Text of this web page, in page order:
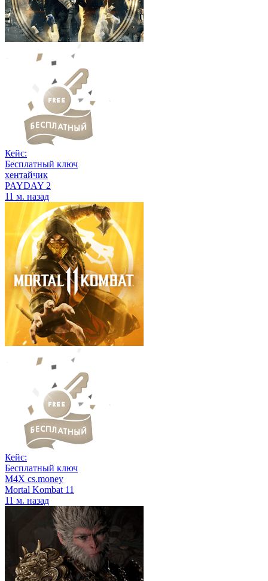
Кейс:
Бесплатный ключ
хентайчик
PAYDAY 2
11 м. назад
Кейс:
Бесплатный ключ
M4X cs.money
Mortal Kombat 11
11 м. назад